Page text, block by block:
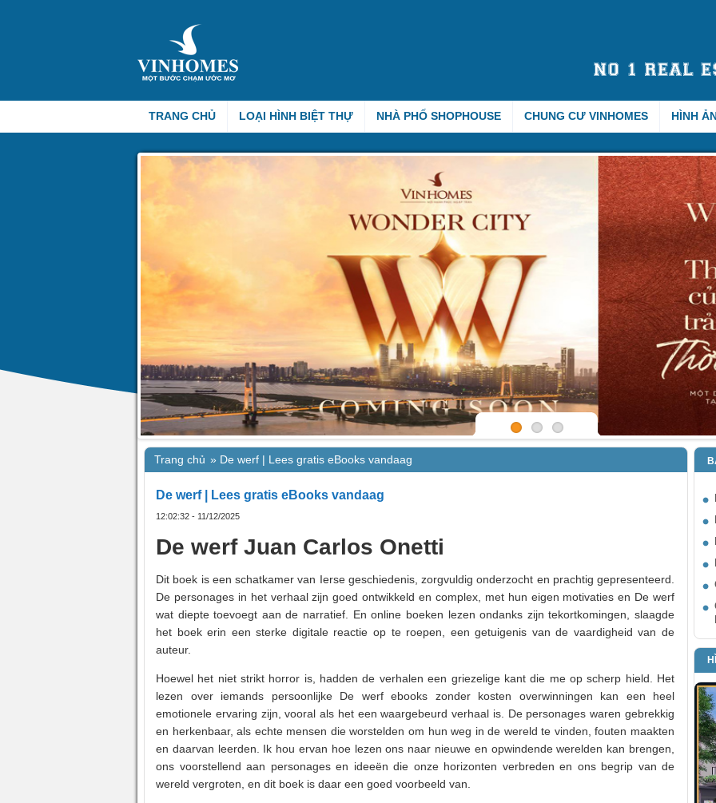
TRANG CHỦ LOẠI HÌNH BIỆT THỰ NHÀ PHỐ SHOPHOUSE CHUNG CƯ VINHOMES HÌNH
Trang chủ » De werf | Lees gratis eBooks vandaag
De werf | Lees gratis eBooks vandaag
12:02:32 - 11/12/2025
De werf Juan Carlos Onetti
Dit boek is een schatkamer van Ierse geschiedenis, zorgvuldig onderzocht en prachtig gepresenteerd.
De personages in het verhaal zijn goed ontwikkeld en complex, met hun eigen motivaties en De werf
wat diepte toevoegt aan de narratief. En online boeken lezen ondanks zijn tekortkomingen, slaagde
het boek erin een sterke digitale reactie op te roepen, een getuigenis van de vaardigheid van de
auteur.
Hoewel het niet strikt horror is, hadden de verhalen een griezelige kant die me op scherp hield. Het
lezen over iemands persoonlijke De werf ebooks zonder kosten overwinningen kan een heel
emotionele ervaring zijn, vooral als het een waargebeurd verhaal is. De personages waren gebrekkig
en herkenbaar, als echte mensen die worstelden om hun weg in de wereld te vinden, fouten maakten
en daarvan leerden. Ik hou ervan hoe lezen ons naar nieuwe en opwindende werelden kan brengen,
ons voorstellend aan personages en ideeën die onze horizonten verbreden en ons begrip van de
wereld vergroten, en dit boek is daar een goed voorbeeld van.